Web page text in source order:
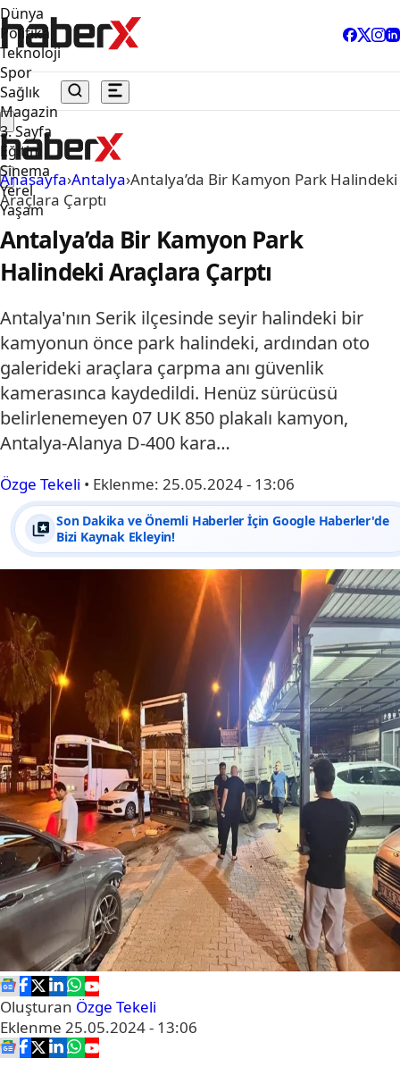
Dünya
Politika
Teknoloji
Spor
Sağlık
Magazin
3. Sayfa
Eğitim
Sinema
Yerel
Yaşam
Anasayfa›Antalya›Antalya’da Bir Kamyon Park Halindeki
Araçlara Çarptı
Antalya’da Bir Kamyon Park
Halindeki Araçlara Çarptı
Antalya'nın Serik ilçesinde seyir halindeki bir
kamyonun önce park halindeki, ardından oto
galerideki araçlara çarpma anı güvenlik
kamerasınca kaydedildi. Henüz sürücüsü
belirlenemeyen 07 UK 850 plakalı kamyon,
Antalya-Alanya D-400 kara…
Özge Tekeli • Eklenme: 25.05.2024 - 13:06
Son Dakika ve Önemli Haberler İçin Google Haberler'de
Bizi Kaynak Ekleyin!
Oluşturan Özge Tekeli
Eklenme 25.05.2024 - 13:06